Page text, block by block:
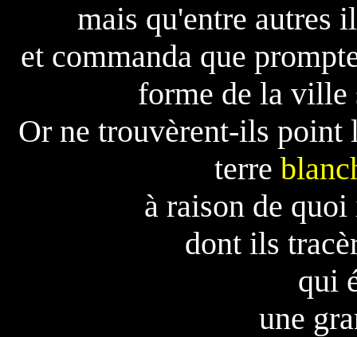
mais qu'entre autres
et commanda que
forme de la ville
Or ne trouvèrent-ils point
terre
à raison de
dont ils
qui
une